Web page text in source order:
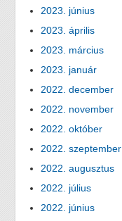
2023. június
2023. április
2023. március
2023. január
2022. december
2022. november
2022. október
2022. szeptember
2022. augusztus
2022. július
2022. június